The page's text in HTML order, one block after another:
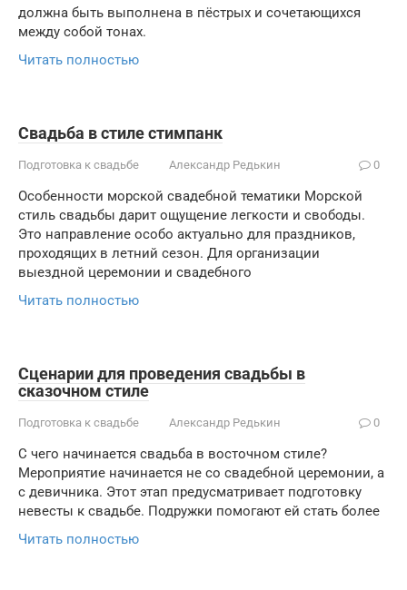
должна быть выполнена в пёстрых и сочетающихся
между собой тонах.
Читать полностью
Свадьба в стиле стимпанк
Подготовка к свадьбе Александр Редькин 0
Особенности морской свадебной тематики Морской
стиль свадьбы дарит ощущение легкости и свободы.
Это направление особо актуально для праздников,
проходящих в летний сезон. Для организации
выездной церемонии и свадебного
Читать полностью
Сценарии для проведения свадьбы в
сказочном стиле
Подготовка к свадьбе Александр Редькин 0
С чего начинается свадьба в восточном стиле?
Мероприятие начинается не со свадебной церемонии, а
с девичника. Этот этап предусматривает подготовку
невесты к свадьбе. Подружки помогают ей стать более
Читать полностью